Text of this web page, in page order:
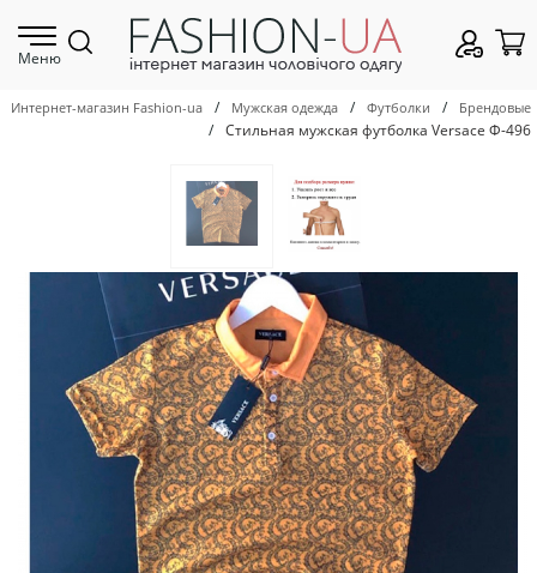
Меню
Интернет-магазин Fashion-ua / Мужская одежда / Футболки / Брендовые
/ Стильная мужская футболка Versace Ф-496